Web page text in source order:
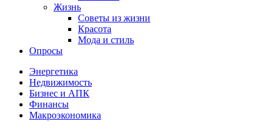
Жизнь
Советы из жизни
Красота
Мода и стиль
Опросы
Энергетика
Недвижимость
Бизнес и АПК
Финансы
Макроэкономика